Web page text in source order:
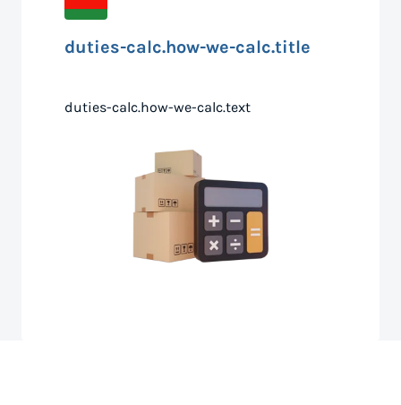
duties-calc.how-we-calc.title
duties-calc.how-we-calc.text